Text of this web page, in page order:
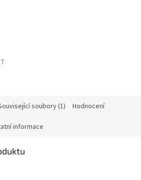
soubory (1) Hodnocení
informace